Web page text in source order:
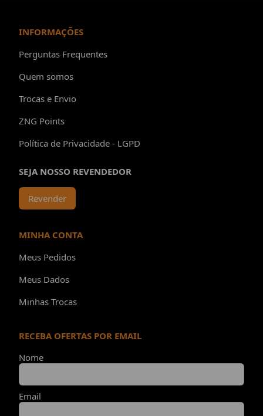
INFORMAÇÕES
Perguntas Frequentes
Quem somos
Trocas e Envio
ZNG Points
Política de Privacidade - LGPD
SEJA NOSSO REVENDEDOR
Revender
MINHA CONTA
Meus Pedidos
Meus Dados
Minhas Trocas
RECEBA OFERTAS POR EMAIL
Nome
Email